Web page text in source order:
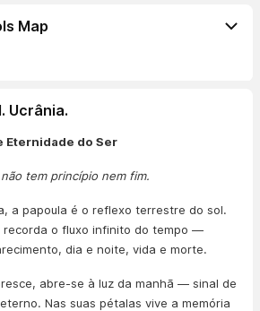
Map
Ucrânia.
Eternidade do Ser
tem princípio nem fim.
a papoula é o reflexo terrestre do sol.
recorda o fluxo infinito do tempo —
dia e noite, vida e morte.
abre-se à luz da manhã — sinal de
Nas suas pétalas vive a memória